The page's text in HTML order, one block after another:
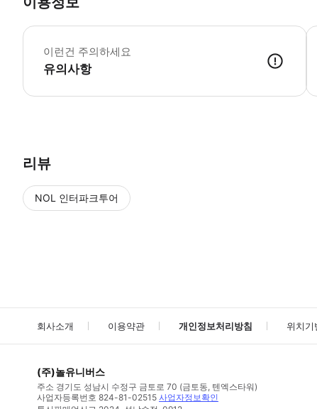
이런건 주의하세요
유의사항
리뷰
NOL 인터파크투어
회사소개 이용약관 개인정보처리방침 위치기
(주)놀유니버스
주소 경기도 성남시 수정구 금토로 70 (금토동, 텐엑스타워)
사업자등록번호 824-81-02515 사업자정보확인